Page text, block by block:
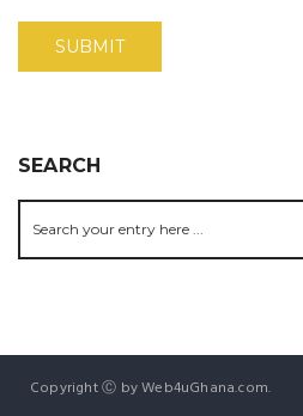
SEARCH
Copyright Ⓒ by Web4uGhana.com.